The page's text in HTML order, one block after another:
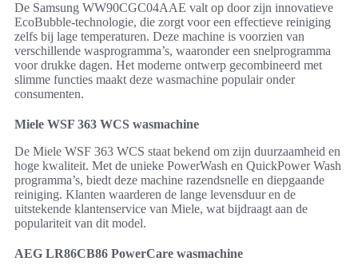
De Samsung WW90CGC04AAE valt op door zijn innovatieve
EcoBubble-technologie, die zorgt voor een effectieve reiniging
zelfs bij lage temperaturen. Deze machine is voorzien van
verschillende wasprogramma’s, waaronder een snelprogramma
voor drukke dagen. Het moderne ontwerp gecombineerd met
slimme functies maakt deze wasmachine populair onder
consumenten.
Miele WSF 363 WCS wasmachine
De Miele WSF 363 WCS staat bekend om zijn duurzaamheid en
hoge kwaliteit. Met de unieke PowerWash en QuickPower Wash
programma’s, biedt deze machine razendsnelle en diepgaande
reiniging. Klanten waarderen de lange levensduur en de
uitstekende klantenservice van Miele, wat bijdraagt aan de
populariteit van dit model.
AEG LR86CB86 PowerCare wasmachine